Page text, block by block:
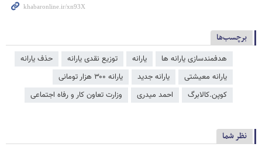
برچسب‌ها
هدفمندسازی یارانه ​‌ها یارانه توزیع نقدی یارانه
حذف یارانه
یارانه معیشتی
یارانه جدید
یارانه ۳۰۰ هزار تومانی
کوپن.کالابرگ
احمد میدری وزارت تعاون کار و رفاه اجتماعی
نظر شما